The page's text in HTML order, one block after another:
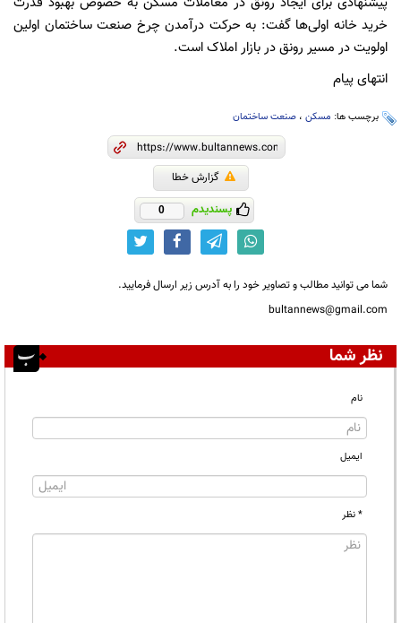
خرید خانه‌ اولی‌ها گفت: به حرکت درآمدن چرخ صنعت ساختمان اولین
اولویت در مسیر رونق در بازار املاک است.
انتهای پیام
برچسب ها: مسکن ، صنعت ساختمان
گزارش خطا
پسندیدم 0
شما می توانید مطالب و تصاویر خود را به آدرس زیر ارسال فرمایید.
bultannews@gmail.com
نظر شما
نام
ایمیل
* نظر